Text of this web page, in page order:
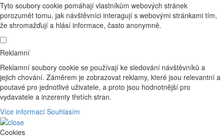
Tyto soubory cookie pomáhají vlastníkům webových stránek
porozumět tomu, jak návštěvníci interagují s webovými stránkami tím,
že shromažďují a hlásí informace, často anonymně.
Reklamní
Reklamní soubory cookie se používají ke sledování návštěvníků a
jejich chování. Záměrem je zobrazovat reklamy, které jsou relevantní a
poutavé pro jednotlivé uživatele, a proto jsou hodnotnější pro
vydavatele a inzerenty třetích stran.
Více informací Souhlasím
Cookies